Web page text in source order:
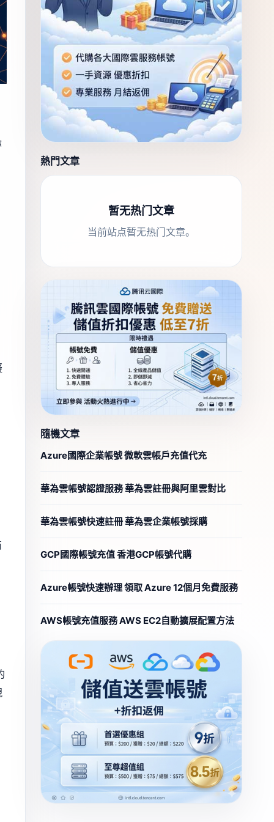
熱門文章
暂无热门文章
当前站点暂无热门文章。
隨機文章
Azure國際企業帳號 微軟雲帳戶充值代充
華為雲帳號認證服務 華為雲註冊與阿里雲對比
華為雲帳號快速註冊 華為雲企業帳號採購
GCP國際帳號充值 香港GCP帳號代購
Azure帳號快速辦理 領取 Azure 12個月免費服務
AWS帳號充值服務 AWS EC2自動擴展配置方法